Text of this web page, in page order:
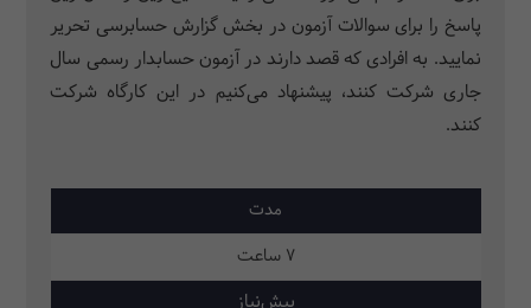
پاسخ را برای سوالات آزمون در بخش گزارش حسابرسی تحریر
نمایید. به افرادی که قصد دارند در آزمون حسابدار رسمی سال
جاری شرکت کنند، پیشنهاد می‌کنیم در این کارگاه شرکت
کنند.
مدت
7 ساعت